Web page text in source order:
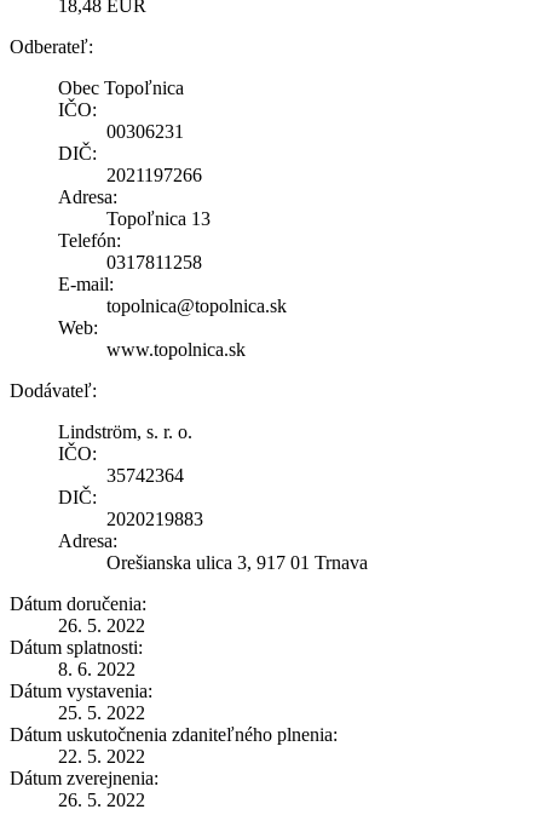
18,48 EUR
Odberateľ:
Obec Topoľnica
IČO:
00306231
DIČ:
2021197266
Adresa:
Topoľnica 13
Telefón:
0317811258
E-mail:
topolnica@topolnica.sk
Web:
www.topolnica.sk
Dodávateľ:
Lindström, s. r. o.
IČO:
35742364
DIČ:
2020219883
Adresa:
Orešianska ulica 3, 917 01 Trnava
Dátum doručenia:
26. 5. 2022
Dátum splatnosti:
8. 6. 2022
Dátum vystavenia:
25. 5. 2022
Dátum uskutočnenia zdaniteľného plnenia:
22. 5. 2022
Dátum zverejnenia:
26. 5. 2022